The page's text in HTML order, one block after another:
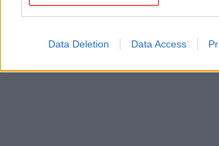
Data Deletion Data Access